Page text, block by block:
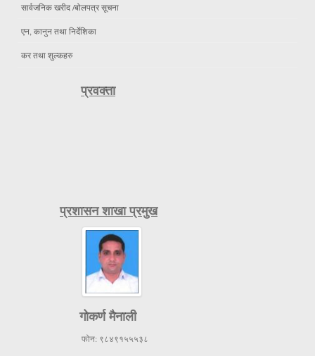
सार्वजनिक खरीद /बोलपत्र सूचना
एन, कानुन तथा निर्देशिका
कर तथा शुल्कहरु
प्रवक्ता
प्रशासन शाखा प्रमुख
गोकर्ण मैनाली
फोन: ९८४९१५५५३८